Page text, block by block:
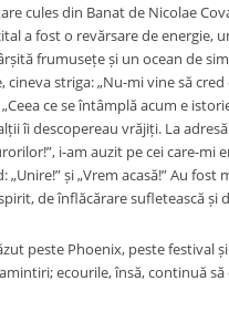
cules din Banat de Nicolae
a fost o revărsare de energie,
frumusețe și un ocean de
cineva striga: „Nu-mi vine să cred
ce se întâmplă acum e
îi descopereau vrăjiți. La
i-am auzit pe cei care-mi
„Unire!” și „Vrem acasă!” Au
de înflăcărare sufletească și
peste Phoenix, peste festival
ecourile, însă, continuă să